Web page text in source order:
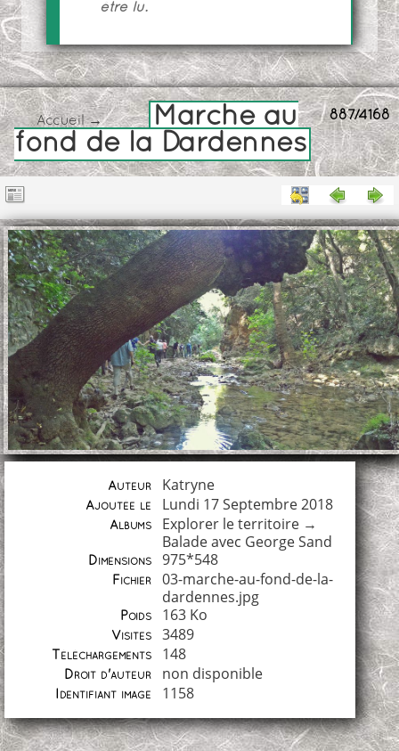
être lu.
887/4168
Accueil→
Marche au
fond de la Dardennes
Auteur Katryne
Ajoutée le Lundi 17 Septembre 2018
Albums Explorer le territoire→
Balade avec George Sand
Dimensions 975*548
Fichier
03-marche-au-fond-de-la-
dardennes.jpg
Poids 163 Ko
Visites 3489
Téléchargements 148
Droit d'auteur non disponible
Identifiant image 1158